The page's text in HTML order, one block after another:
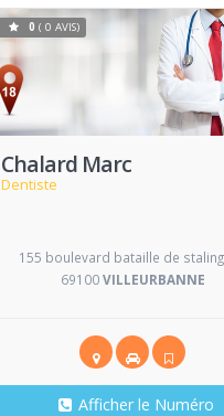
Chalard Marc
Dentiste
0 ( 0 AVIS)
155 boulevard bataille de
69100VILLEURBANNE
Afficher le Numéro